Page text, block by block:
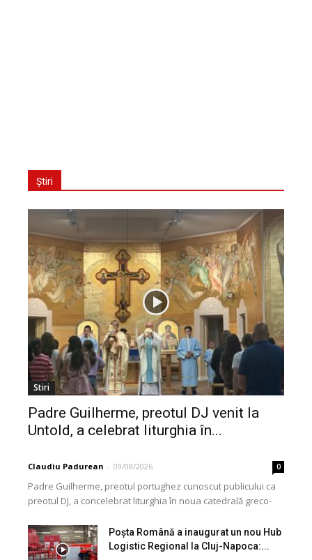
Știri
Stiri
Padre Guilherme, preotul DJ venit la
Untold, a celebrat liturghia în...
Claudiu Padurean - 09/08/2026 0
Padre Guilherme, preotul portughez cunoscut publicului ca
preotul DJ, a concelebrat liturghia în noua catedrală greco-
Credinței din...
Poșta Română a inaugurat un nou Hub
Logistic Regional la Cluj-Napoca:...